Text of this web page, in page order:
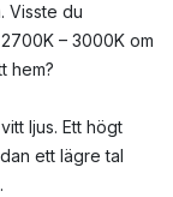
Visste du
– 3000K om
hem?
ljus. Ett högt
ett lägre tal